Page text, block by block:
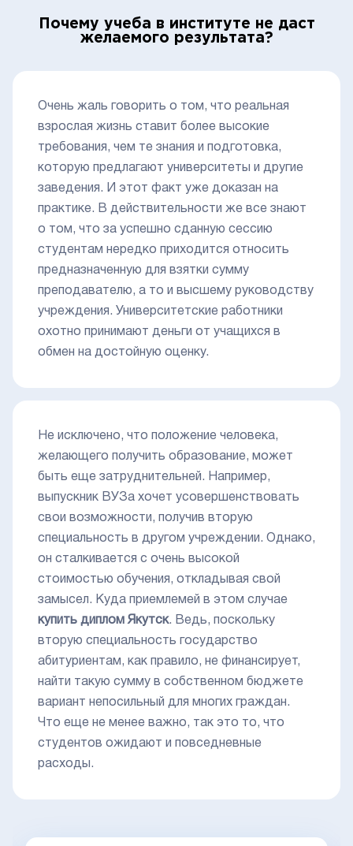
Почему учеба в институте не даст
желаемого результата?
Очень жаль говорить о том, что реальная
взрослая жизнь ставит более высокие
требования, чем те знания и подготовка,
которую предлагают университеты и другие
заведения. И этот факт уже доказан на
практике. В действительности же все знают
о том, что за успешно сданную сессию
студентам нередко приходится относить
предназначенную для взятки сумму
преподавателю, а то и высшему руководству
учреждения. Университетские работники
охотно принимают деньги от учащихся в
обмен на достойную оценку.
Не исключено, что положение человека,
желающего получить образование, может
быть еще затруднительней. Например,
выпускник ВУЗа хочет усовершенствовать
свои возможности, получив вторую
специальность в другом учреждении. Однако,
он сталкивается с очень высокой
стоимостью обучения, откладывая свой
замысел. Куда приемлемей в этом случае
купить диплом Якутск. Ведь, поскольку
вторую специальность государство
абитуриентам, как правило, не финансирует,
найти такую сумму в собственном бюджете
вариант непосильный для многих граждан.
Что еще не менее важно, так это то, что
студентов ожидают и повседневные
расходы.